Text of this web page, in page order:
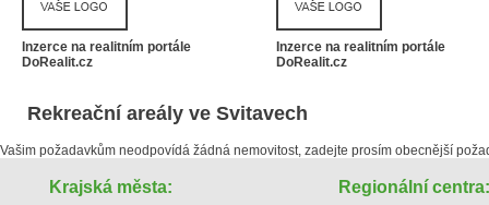
Inzerce na realitním portále
DoRealit.cz
Inzerce na realitním portále
DoRealit.cz
Rekreační areály ve Svitavech
Vašim požadavkům neodpovídá žádná nemovitost, zadejte prosím obecnější
Krajská města: Regionální centra: